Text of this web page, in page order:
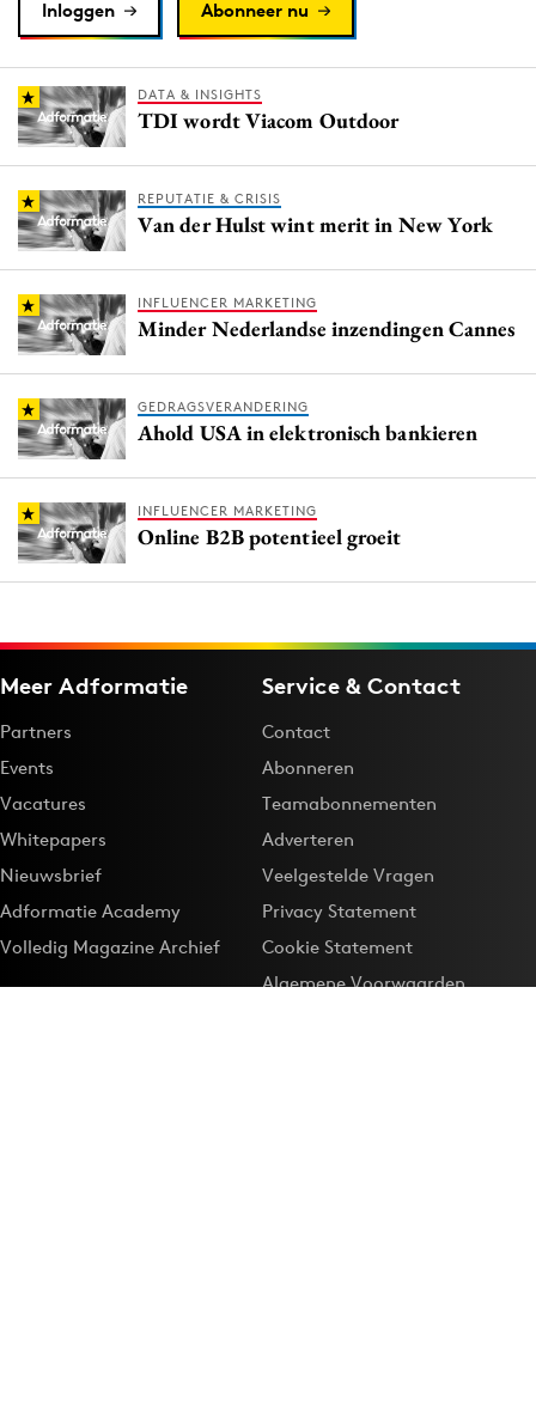
Reputatie & crisis
Inloggen Abonneer nu
DATA & INSIGHTS
TDI wordt Viacom Outdoor
REPUTATIE & CRISIS
Van der Hulst wint merit in New York
INFLUENCER MARKETING
Minder Nederlandse inzendingen Cannes
GEDRAGSVERANDERING
Ahold USA in elektronisch bankieren
INFLUENCER MARKETING
Online B2B potentieel groeit
Meer Adformatie
Partners
Events
Vacatures
Whitepapers
Nieuwsbrief
Adformatie Academy
Volledig Magazine Archief
Service & Contact
Contact
Abonneren
Teamabonnementen
Adverteren
Veelgestelde Vragen
Privacy Statement
Cookie Statement
Algemene Voorwaarden